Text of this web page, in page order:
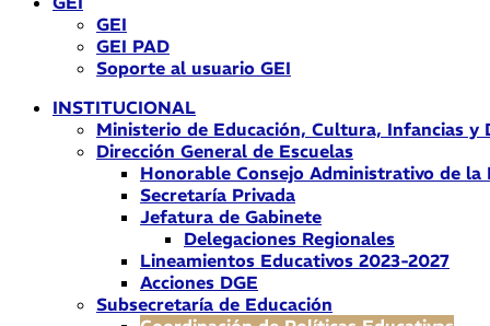
GEI
GEI PAD
Soporte al usuario GEI
INSTITUCIONAL
Ministerio de Educación, Cultura, Infancias y
Dirección General de Escuelas
Honorable Consejo Administrativo de la
Secretaría Privada
Jefatura de Gabinete
Delegaciones Regionales
Lineamientos Educativos 2023-2027
Acciones DGE
Subsecretaría de Educación